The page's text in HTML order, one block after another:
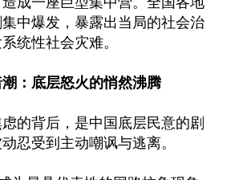
中爆发，暴露出当局的社会治
统性社会灾难。
：底层怒火的悄然沸腾
的背后，是中国底层民意的剧
忍受到主动嘲讽与逃离。